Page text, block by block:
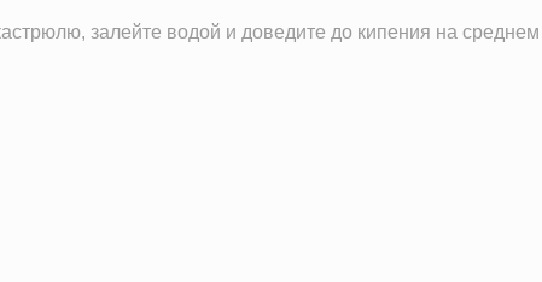
0.5 мг
залейте водой и доведите до кипения на